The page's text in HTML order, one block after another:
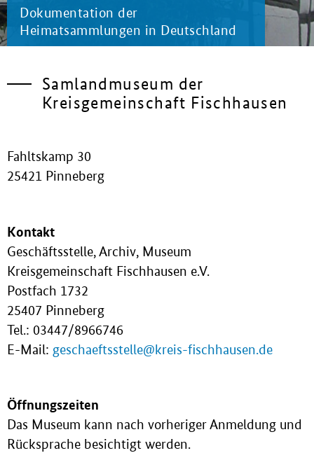
Dokumentation der
Heimatsammlungen in Deutschland
Samlandmuseum der
Kreisgemeinschaft Fischhausen
Fahltskamp 30
25421 Pinneberg
Kontakt
Geschäftsstelle, Archiv, Museum
Kreisgemeinschaft Fischhausen e.V.
Postfach 1732
25407 Pinneberg
Tel.: 03447/8966746
E-Mail: geschaeftsstelle@kreis-fischhausen.de
Öffnungszeiten
Das Museum kann nach vorheriger Anmeldung und
Rücksprache besichtigt werden.